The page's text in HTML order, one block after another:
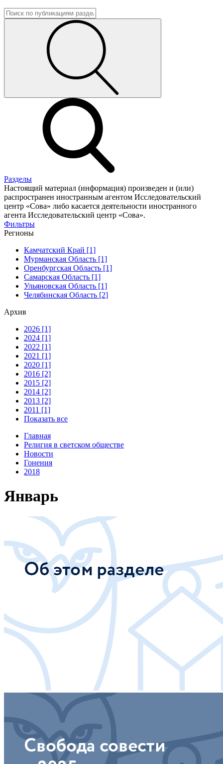
Разделы
Настоящий материал (информация) произведен и (или)
распространен иностранным агентом Исследовательский
центр «Сова» либо касается деятельности иностранного
агента Исследовательский центр «Сова».
Фильтры
Регионы
Камчатский Край [1]
Мурманская Область [1]
Оренбургская Область [1]
Самарская Область [1]
Ульяновская Область [1]
Челябинская Область [2]
Архив
2026 [1]
2024 [1]
2022 [1]
2021 [1]
2020 [1]
2016 [2]
2015 [2]
2014 [2]
2013 [2]
2011 [1]
Показать все
Главная
Религия в светском обществе
Новости
Гонения
2018
Январь